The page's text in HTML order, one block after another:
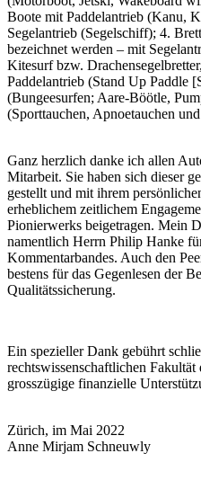
Boote mit Paddelantrieb (Kanu,
Segelantrieb (Segelschiff); 4.
bezeichnet werden – mit
Kitesurf bzw.
Paddelantrieb (Stand Up Paddle
(Bungeesurfen; Aare-Böötle,
(Sporttauchen, Apnoetauchen
Ganz herzlich danke ich allen
Mitarbeit. Sie haben sich dieser
gestellt und mit ihrem
erheblichem zeitlichem
Pionierwerks beigetragen. Mein
namentlich Herrn Philip Hanke
Kommentarbandes. Auch den
bestens für das Gegenlesen der
Qualitätssicherung.
Ein spezieller Dank gebührt
rechtswissenschaftlichen
grosszügige finanzielle
Zürich, im Mai 2022
Anne Mirjam Schneuwly